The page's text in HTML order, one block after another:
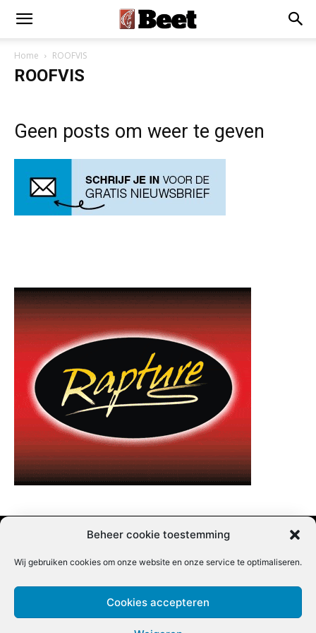
Beheer cookie toestemming
Wij gebruiken cookies om onze website en onze service te optimaliseren.
Cookies accepteren
Home ROOFVIS
ROOFVIS
Geen posts om weer te geven
Nieuwsbrief inschrijven | Partner content